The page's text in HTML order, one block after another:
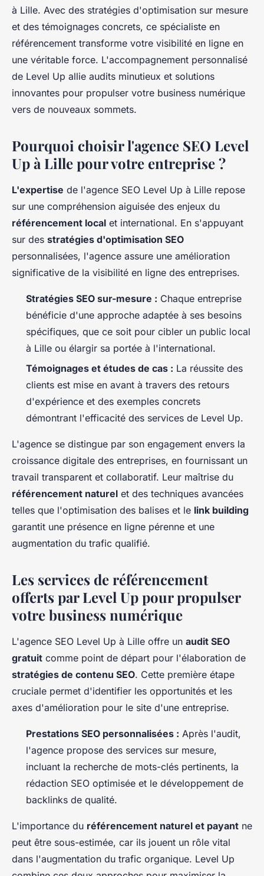
à Lille. Avec des stratégies d'optimisation sur mesure
et des témoignages concrets, ce spécialiste en
référencement transforme votre visibilité en ligne en
une véritable force. L'accompagnement personnalisé
de Level Up allie audits minutieux et solutions
innovantes pour propulser votre business numérique
vers de nouveaux sommets.
Pourquoi choisir l'agence SEO Level
Up à Lille pour votre entreprise ?
L'expertise de l'agence SEO Level Up à Lille repose
sur une compréhension aiguisée des enjeux du
référencement local et international. En s'appuyant
sur des stratégies d'optimisation SEO
personnalisées, l'agence assure une amélioration
significative de la visibilité en ligne des entreprises.
Stratégies SEO sur-mesure : Chaque entreprise
bénéficie d'une approche adaptée à ses besoins
spécifiques, que ce soit pour cibler un public local
à Lille ou élargir sa portée à l'international.
Témoignages et études de cas : La réussite des
clients est mise en avant à travers des retours
d'expérience et des exemples concrets
démontrant l'efficacité des services de Level Up.
L'agence se distingue par son engagement envers la
croissance digitale des entreprises, en fournissant un
travail transparent et collaboratif. Leur maîtrise du
référencement naturel et des techniques avancées
telles que l'optimisation des balises et le link building
garantit une présence en ligne pérenne et une
augmentation du trafic qualifié.
Les services de référencement
offerts par Level Up pour propulser
votre business numérique
L'agence SEO Level Up à Lille offre un audit SEO
gratuit comme point de départ pour l'élaboration de
stratégies de contenu SEO. Cette première étape
cruciale permet d'identifier les opportunités et les
axes d'amélioration pour le site d'une entreprise.
Prestations SEO personnalisées : Après l'audit,
l'agence propose des services sur mesure,
incluant la recherche de mots-clés pertinents, la
rédaction SEO optimisée et le développement de
backlinks de qualité.
L'importance du référencement naturel et payant ne
peut être sous-estimée, car ils jouent un rôle vital
dans l'augmentation du trafic organique. Level Up